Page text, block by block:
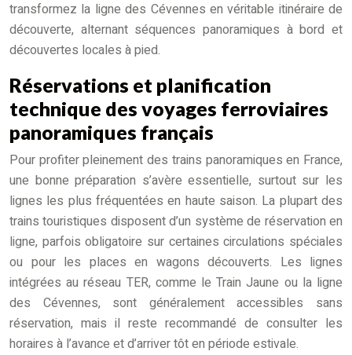
transformez la ligne des Cévennes en véritable itinéraire de
découverte, alternant séquences panoramiques à bord et
découvertes locales à pied.
Réservations et planification
technique des voyages ferroviaires
panoramiques français
Pour profiter pleinement des trains panoramiques en France,
une bonne préparation s’avère essentielle, surtout sur les
lignes les plus fréquentées en haute saison. La plupart des
trains touristiques disposent d’un système de réservation en
ligne, parfois obligatoire sur certaines circulations spéciales
ou pour les places en wagons découverts. Les lignes
intégrées au réseau TER, comme le Train Jaune ou la ligne
des Cévennes, sont généralement accessibles sans
réservation, mais il reste recommandé de consulter les
horaires à l’avance et d’arriver tôt en période estivale.